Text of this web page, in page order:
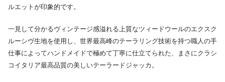
ルエットが印象的です。
一見して分かるヴィンテージ感溢れる上質なツィードウールのエクスク
ルーシヴ生地を使用し、世界最高峰のテーラリング技術を持つ職人の手
仕事によってハンドメイドで極めて丁寧に仕立てられた、まさにクラシ
コイタリア最高品質の美しいテーラードジャッカ。